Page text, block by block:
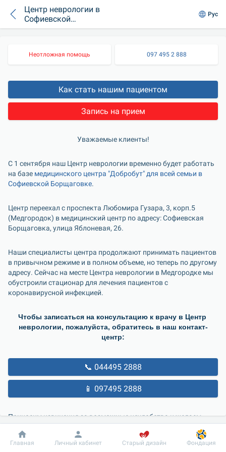
Центр неврологии в
Софиевской
Борщаговке
Рус
Неотложная помощь 097 495 2 888
Как стать нашим пациентом
Запись на прием
Уважаемые клиенты!
С 1 сентября наш Центр неврологии временно будет работать
на базе медицинского центра "Добробут" для всей семьи в
Софиевской Борщаговке.
Центр переехал с проспекта Любомира Гузара, 3, корп.5
(Медгородок) в медицинский центр по адресу: Софиевская
Борщаговка, улица Яблоневая, 26.
Наши специалисты центра продолжают принимать пациентов
в привычном режиме и в полном объеме, но теперь по другому
адресу. Сейчас на месте Центра неврологии в Медгородке мы
обустроили стационар для лечения пациентов с
коронавирусной инфекцией.
Чтобы записаться на консультацию к врачу в Центр
неврологии, пожалуйста, обратитесь в наш контакт-
центр:
📞 044495 2888
📱 097495 2888
Приносим извинения за возможные неудобства и желаем
Добробут Информация Пациенту
Главная Личный кабинет Старый дизайн Фондация